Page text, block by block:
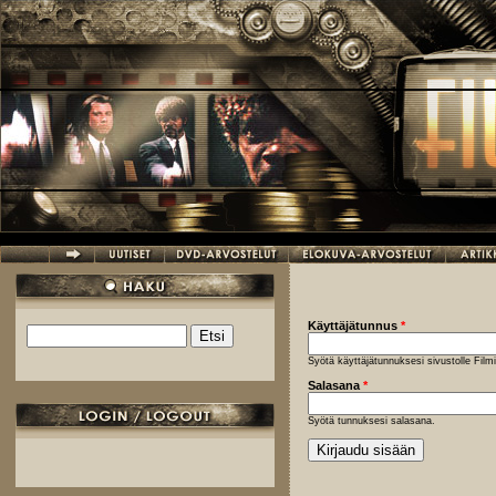
Hyppää pääsisältöön
Hakulomake
Käyttäjätunnus *
Syötä käyttäjätunnuksesi sivustolle
Salasana *
Syötä tunnuksesi salasana.